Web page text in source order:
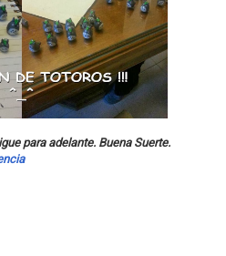
para adelante. Buena Suerte.